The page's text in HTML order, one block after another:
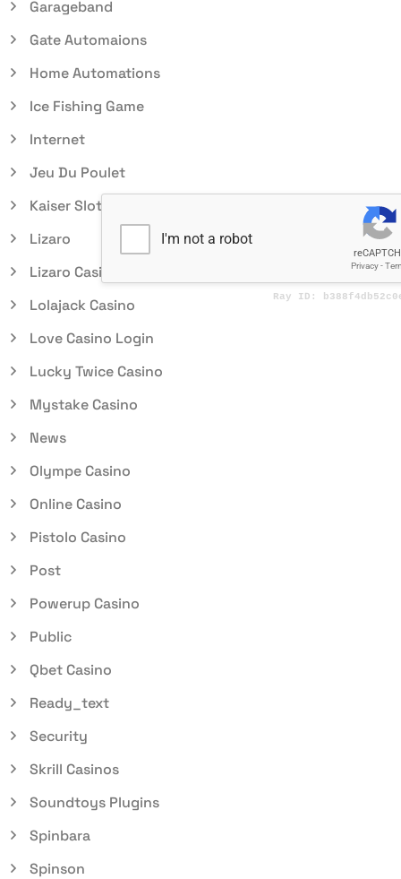
Garageband
Gate Automaions
Home Automations
Ice Fishing Game
Internet
Jeu Du Poulet
Kaiser Slots
Lizaro
Lizaro Casino
Lolajack Casino
Love Casino Login
Lucky Twice Casino
Mystake Casino
News
Olympe Casino
Online Casino
Pistolo Casino
Post
Powerup Casino
Public
Qbet Casino
Ready_text
Security
Skrill Casinos
Soundtoys Plugins
Spinbara
Spinson